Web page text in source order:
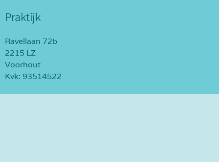
Praktijk
Ravellaan 72b
2215 LZ
Voorhout
Kvk: 93514522